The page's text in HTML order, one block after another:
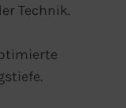
Technik.